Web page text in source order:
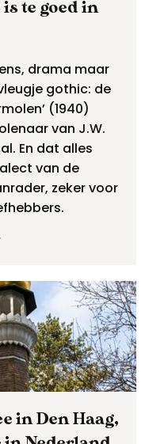
te goed in
drama maar
gothic: de
(1940)
van J.W.
En dat alles
van de
zeker voor
in Den Haag,